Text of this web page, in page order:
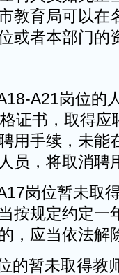
教育局可以在
或者本部门的
A21岗位的
证书，取得
用手续，未能
员，将取消聘
岗位暂未取
按规定约定一
，应当依法解
的暂未取得教